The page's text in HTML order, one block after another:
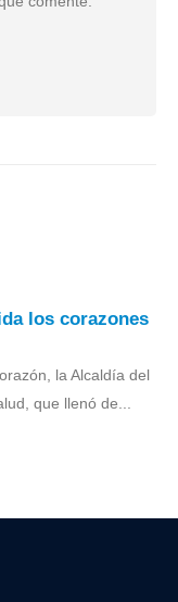
los corazones
la Alcaldía del
que llenó de...